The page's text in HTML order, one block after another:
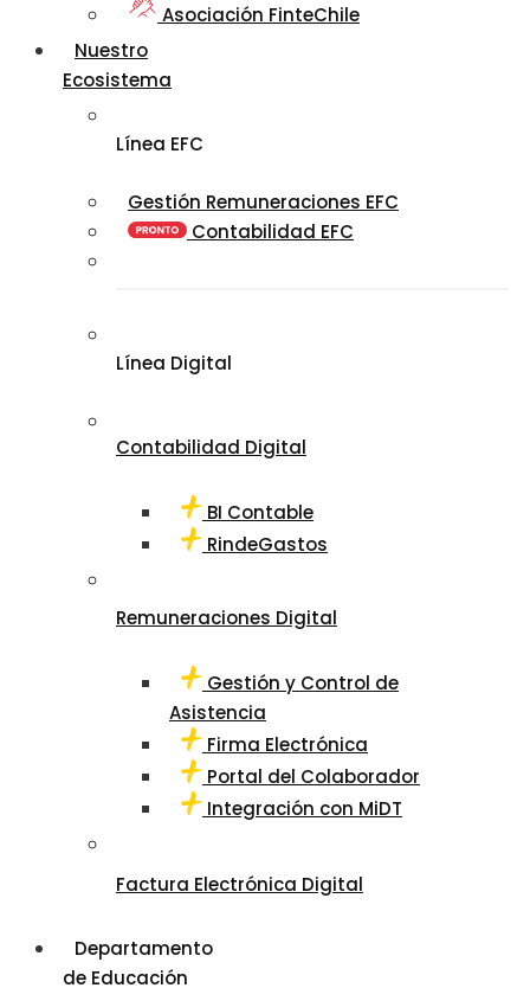
Asociación FinteChile
Nuestro
Ecosistema
Línea EFC
Gestión Remuneraciones EFC
Contabilidad EFC
Línea Digital
Contabilidad Digital
BI Contable
RindeGastos
Remuneraciones Digital
Gestión y Control de
Asistencia
Firma Electrónica
Portal del Colaborador
Integración con MiDT
Factura Electrónica Digital
Departamento
de Educación